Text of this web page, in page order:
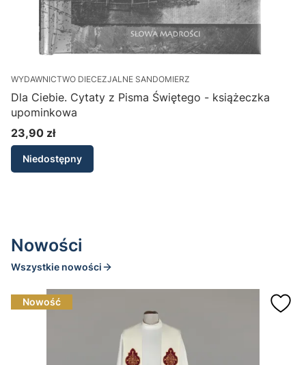
WYDAWNICTWO DIECEZJALNE SANDOMIERZ
Dla Ciebie. Cytaty z Pisma Świętego - książeczka
upominkowa
Cena
23,90 zł
Niedostępny
Nowości
Wszystkie nowości
Nowość